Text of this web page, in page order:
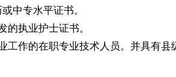
中专水平证书。
的执业护士证书。
工作的在职专业技术人员。并具有县